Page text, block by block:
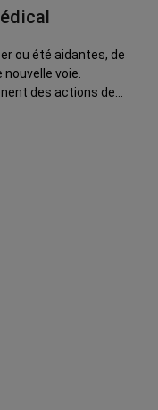
ou été aidantes, de
voie.
des actions de
avis.